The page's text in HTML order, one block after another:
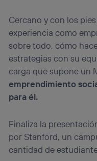
Cercano y con los
experiencia como
sobre todo, cómo
estrategias con su
carga que supone un
emprendimiento
para él.
Finaliza la
por Stanford, un
cantidad de